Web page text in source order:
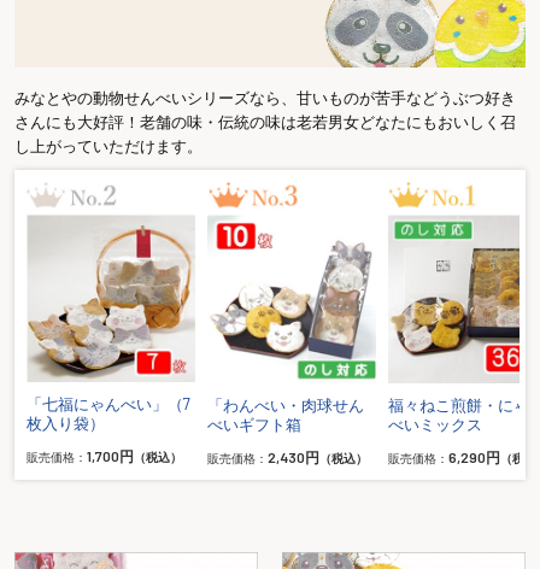
みなとやの動物せんべいシリーズなら、甘いものが苦手などうぶつ好き
さんにも大好評！老舗の味・伝統の味は老若男女どなたにもおいしく召
し上がっていただけます。
「七福にゃんべい」（7
枚入り袋）
販売価格： 1,700円 （税込）
「わんべい・肉球せん
べいギフト箱
販売価格： 2,430円 （税込）
福々ねこ煎餅・にゃ
べいミックス
販売価格： 6,290円 （税